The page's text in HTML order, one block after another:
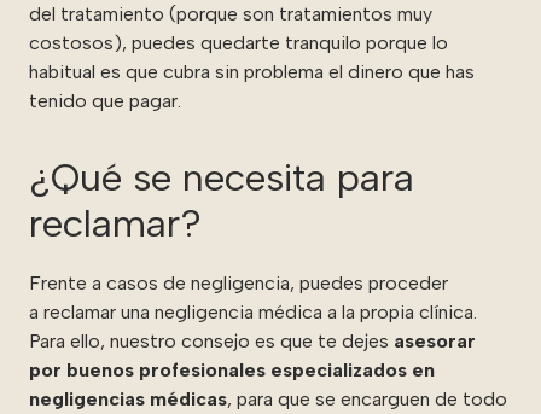
del tratamiento (porque son tratamientos muy
costosos), puedes quedarte tranquilo porque lo
habitual es que cubra sin problema el dinero que has
tenido que pagar.
¿Qué se necesita para
reclamar?
Frente a casos de negligencia, puedes proceder
a reclamar una negligencia médica a la propia clínica.
Para ello, nuestro consejo es que te dejes asesorar
por buenos profesionales especializados en
negligencias médicas, para que se encarguen de todo